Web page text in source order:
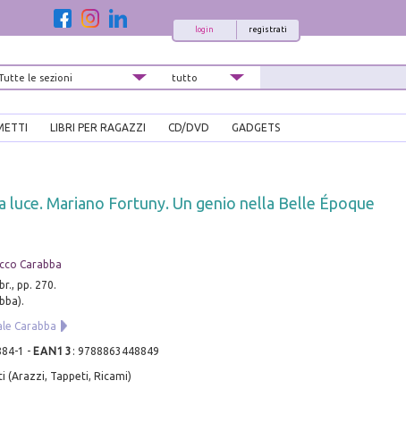
registrati
login
LIBRI PER RAGAZZI CD/DVD GADGETS
luce. Mariano Fortuny. Un genio nella Belle Époque
Carabba
pp. 270.
Carabba
1 - EAN13 : 9788863448849
(Arazzi, Tappeti, Ricami)